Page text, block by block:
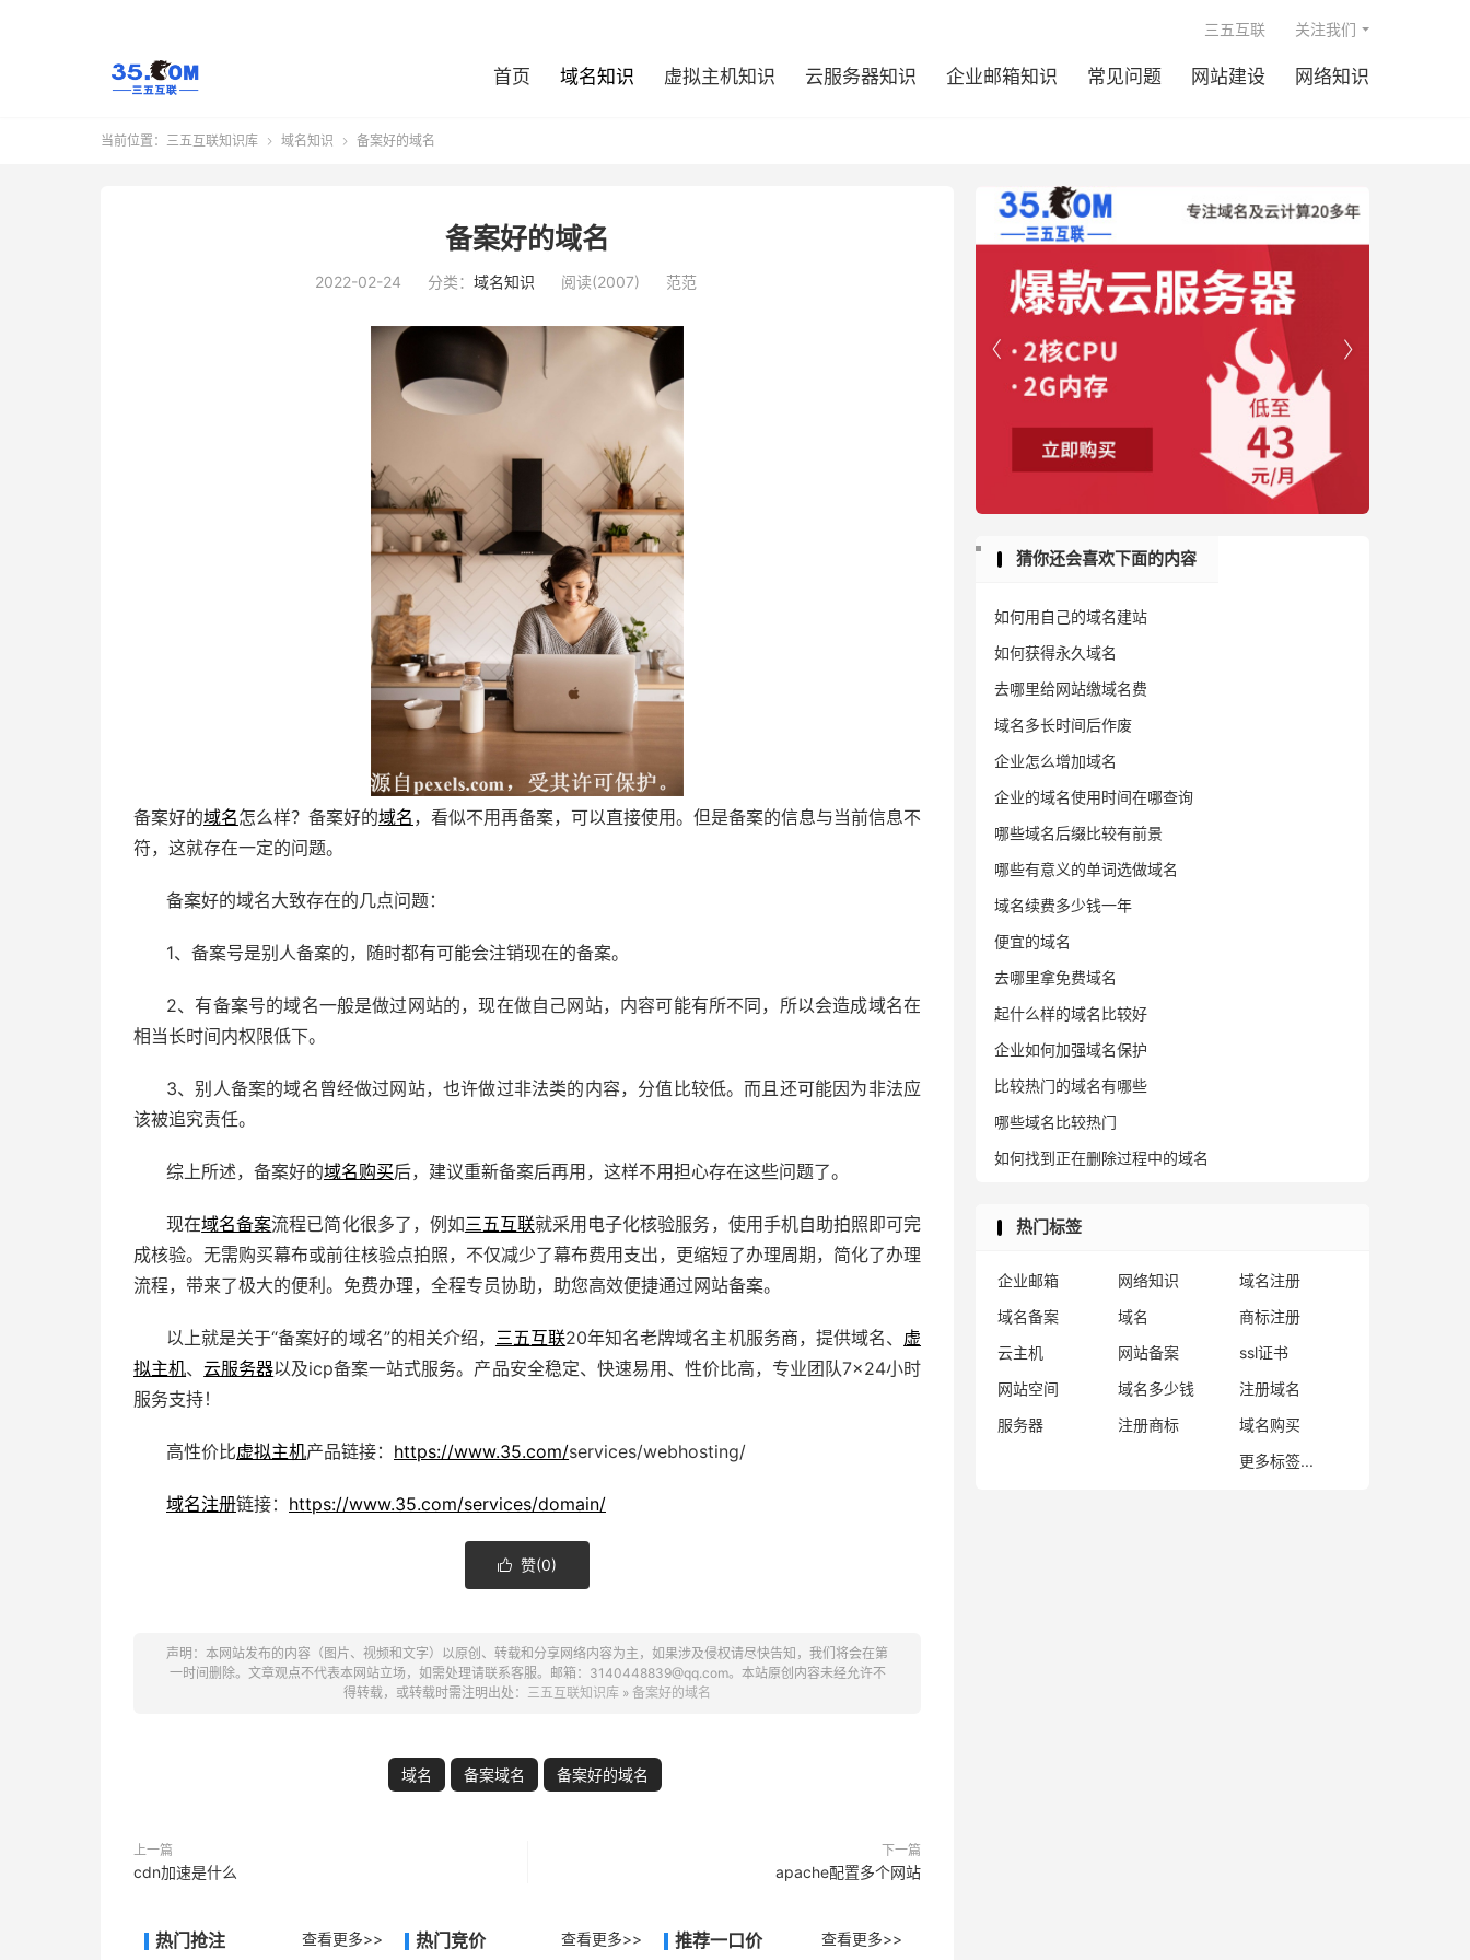
首页 域名知识 虚拟主机知识 云服务器知识 企业邮箱知识 常见问题 网站建设 网络知识
三五互联 关注我们
当前位置： 三五互联知识库  域名知识  备案好的域名
备案好的域名
2022-02-24 分类： 域名知识 阅读(2007) 范范
备案好的域名怎么样？备案好的域名 ，看似不用再备案，可以直接使用。但是备案的信息与当前信息不
符，这就存在一定的问题。
备案好的域名大致存在的几点问题：
1、备案号是别人备案的，随时都有可能会注销现在的备案。
2、有备案号的域名一般是做过网站的，现在做自己网站，内容可能有所不同，所以会造成域名在
相当长时间内权限低下。
3、别人备案的域名曾经做过网站，也许做过非法类的内容，分值比较低。而且还可能因为非法应
该被追究责任。
综上所述，备案好的域名购买后，建议重新备案后再用，这样不用担心存在这些问题了。
现在域名备案流程已简化很多了，例如三五互联就采用电子化核验服务，使用手机自助拍照即可完
成核验。无需购买幕布或前往核验点拍照，不仅减少了幕布费用支出，更缩短了办理周期，简化了办理
流程，带来了极大的便利。免费办理，全程专员协助，助您高效便捷通过网站备案。
以上就是关于“备案好的域名”的相关介绍， 三五互联20年知名老牌域名主机服务商，提供域名、 虚
拟主机、云服务器以及icp备案一站式服务。产品安全稳定、快速易用、性价比高，专业团队7×24小时
服务支持！
高性价比虚拟主机产品链接： https://www.35.com/services/webhosting/
域名注册链接： https://www.35.com/services/domain/
 赞(0)
声明：本网站发布的内容（图片、视频和文字）以原创、转载和分享网络内容为主，如果涉及侵权请尽快告知，我们将会在第
一时间删除。文章观点不代表本网站立场，如需处理请联系客服。邮箱：3140448839@qq.com。本站原创内容未经允许不
得转载，或转载时需注明出处： 三五互联知识库 » 备案好的域名
域名 备案域名 备案好的域名
上一篇
cdn加速是什么
下一篇
apache配置多个网站
热门抢注 查看更多>> 热门竞价 查看更多>> 推荐一口价 查看更多>>


猜你还会喜欢下面的内容
如何用自己的域名建站
如何获得永久域名
去哪里给网站缴域名费
域名多长时间后作废
企业怎么增加域名
企业的域名使用时间在哪查询
哪些域名后缀比较有前景
哪些有意义的单词选做域名
域名续费多少钱一年
便宜的域名
去哪里拿免费域名
起什么样的域名比较好
企业如何加强域名保护
比较热门的域名有哪些
哪些域名比较热门
如何找到正在删除过程中的域名
热门标签
企业邮箱 网络知识
域名注册
域名备案
域名
商标注册
云主机
网站备案
ssl证书
网站空间
域名多少钱
注册域名
服务器
注册商标
域名购买
更多标签...